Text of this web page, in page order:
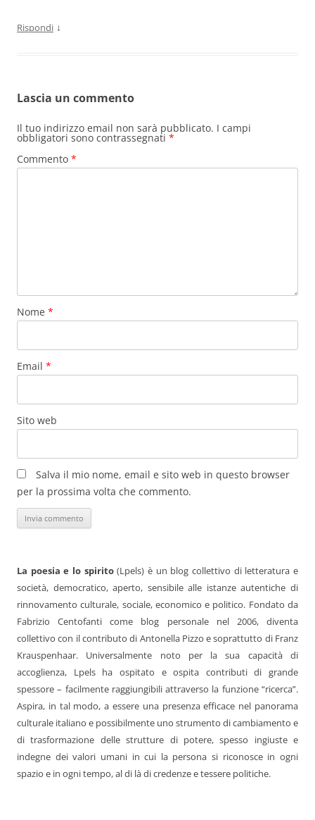
Rispondi ↓
Lascia un commento
Il tuo indirizzo email non sarà pubblicato. I campi
obbligatori sono contrassegnati *
Commento *
Nome *
Email *
Sito web
Salva il mio nome, email e sito web in questo browser
per la prossima volta che commento.
La poesia e lo spirito(Lpels) è un blog collettivo di letteratura e
società, democratico, aperto, sensibile alle istanze autentiche di
rinnovamento culturale, sociale, economico e politico. Fondato da
Fabrizio Centofanti come blog personale nel 2006, diventa
collettivo con il contributo di Antonella Pizzo e soprattutto di Franz
Krauspenhaar. Universalmente noto per la sua capacità di
accoglienza, Lpels ha ospitato e ospita contributi di grande
spessore – facilmente raggiungibili attraverso la funzione “ricerca”.
Aspira, in tal modo, a essere una presenza efficace nel panorama
culturale italiano e possibilmente uno strumento di cambiamento e
di trasformazione delle strutture di potere, spesso ingiuste e
indegne dei valori umani in cui la persona si riconosce in ogni
spazio e in ogni tempo, al di là di credenze e tessere politiche.